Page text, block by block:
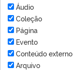
Áudio
Coleção
Página
Evento
Conteúdo externo
Arquivo